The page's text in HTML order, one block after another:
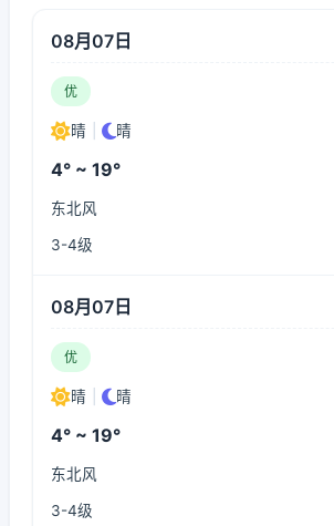
08月07日
优
晴 晴
4° ~ 19°
东北风
3-4级
08月07日
优
晴 晴
4° ~ 19°
东北风
3-4级